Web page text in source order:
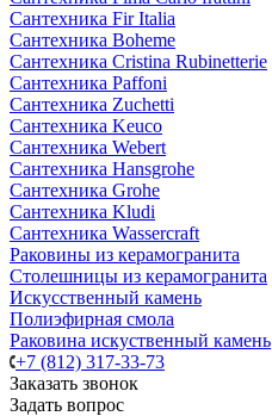
Сантехника Fir Italia
Сантехника Boheme
Сантехника Cristina Rubinetterie
Сантехника Paffoni
Сантехника Zuchetti
Сантехника Keuco
Сантехника Webert
Сантехника Hansgrohe
Сантехника Grohe
Сантехника Kludi
Сантехника Wassercraft
Раковины из керамогранита
Столешницы из керамогранита
Искусственный камень
Полиэфирная смола
Раковина искуственный камень
+7 (812) 317-33-73
Заказать звонок
Задать вопрос